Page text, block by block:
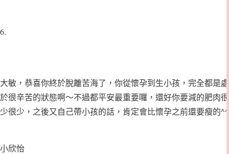
6.
大敏，恭喜你終於脫離苦海了，你從懷孕到生小孩，完全都是處
於很辛苦的狀態啊～不過都平安最重要囉，還好你要減的肥肉很
少很少，之後又自己帶小孩的話，肯定會比懷孕之前還要瘦的^^
小欣怡